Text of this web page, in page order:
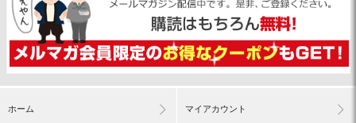
ホーム マイアカウント